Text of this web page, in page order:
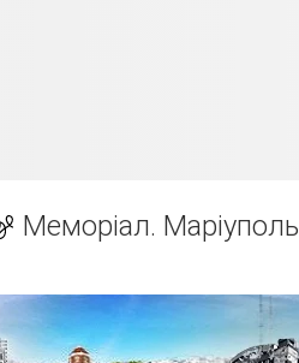
Меморіал. Маріуполь